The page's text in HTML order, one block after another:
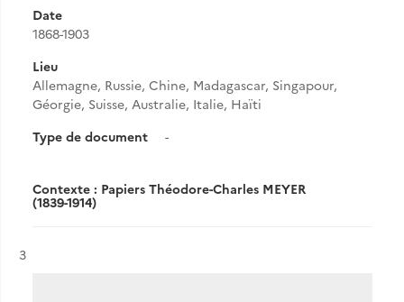
Date
1868-1903
Lieu
Allemagne, Russie, Chine, Madagascar, Singapour,
Géorgie, Suisse, Australie, Italie, Haïti
Type de document
-
Contexte : Papiers Théodore-Charles MEYER
(1839-1914)
Résultat n°
3